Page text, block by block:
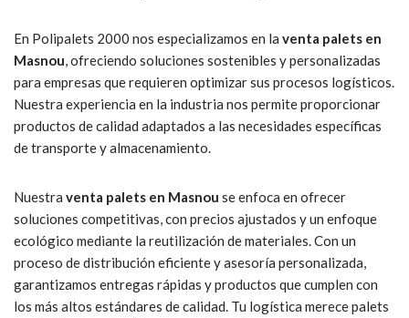
En Polipalets 2000 nos especializamos en la venta palets en
Masnou , ofreciendo soluciones sostenibles y personalizadas
para empresas que requieren optimizar sus procesos logísticos.
Nuestra experiencia en la industria nos permite proporcionar
productos de calidad adaptados a las necesidades específicas
de transporte y almacenamiento.
Nuestra venta palets en Masnou se enfoca en ofrecer
soluciones competitivas, con precios ajustados y un enfoque
ecológico mediante la reutilización de materiales. Con un
proceso de distribución eficiente y asesoría personalizada,
garantizamos entregas rápidas y productos que cumplen con
los más altos estándares de calidad. Tu logística merece palets